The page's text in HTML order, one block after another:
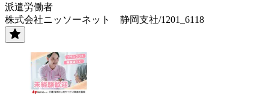
派遣労働者
株式会社ニッソーネット 静岡支社/1201_6118